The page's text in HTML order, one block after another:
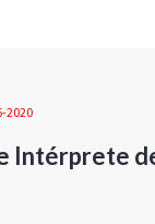
2020
Intérprete